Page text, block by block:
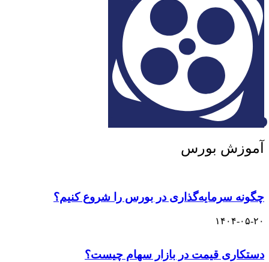
آموزش بورس
چگونه سرمایه‌گذاری در بورس را شروع کنیم؟
۱۴۰۴-۰۵-۲۰
دستکاری قیمت در بازار سهام چیست؟